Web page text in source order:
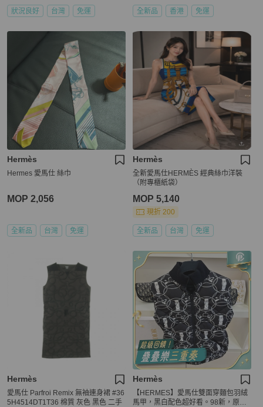
狀況良好 台灣 免運 全新品 香港 免運
Hermès
Hermes 愛馬仕 絲巾
MOP 2,056
全新品 台灣 免運
Hermès
全新愛馬仕HERMÈS 經典絲巾洋裝
（附專櫃紙袋）
MOP 5,140
現折 200
全新品 台灣 免運
Hermès
愛馬仕 Parfroi Remix 無袖連身裙 #36
5H4514DT1T36 棉質 灰色 黑色 二手
Hermès
【HERMES】愛馬仕雙面穿麵包羽絨
馬甲，黑白配色超好看。98新，原價